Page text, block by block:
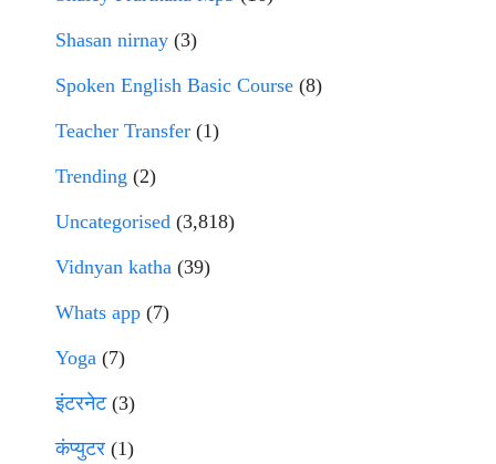
Shasan nirnay (3)
Spoken English Basic Course (8)
Teacher Transfer (1)
Trending (2)
Uncategorised (3,818)
Vidnyan katha (39)
Whats app (7)
Yoga (7)
इंटरनेट(3)
कंप्युटर (1)